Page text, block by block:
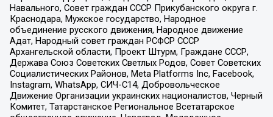
Навального, Совет граждан СССР Прикубанского округа г.
Краснодара, Мужское государство, Народное
объединение русского движения, Народное движение
Адат, Народный совет граждан РСФСР СССР
Архангельской области, Проект Штурм, Граждане СССР,
Держава Союз Советских Светлых Родов, Совет Советских
Социалистических Районов, Meta Platforms Inc, Facebook,
Instagram, WhatsApp, СИЧ-С14, Добровольческое
Движение Организации украинских националистов, Черный
Комитет, Татарстанское Региональное Всетатарское